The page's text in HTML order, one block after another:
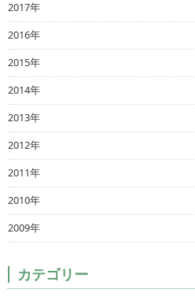
2017年
2016年
2015年
2014年
2013年
2012年
2011年
2010年
2009年
カテゴリー